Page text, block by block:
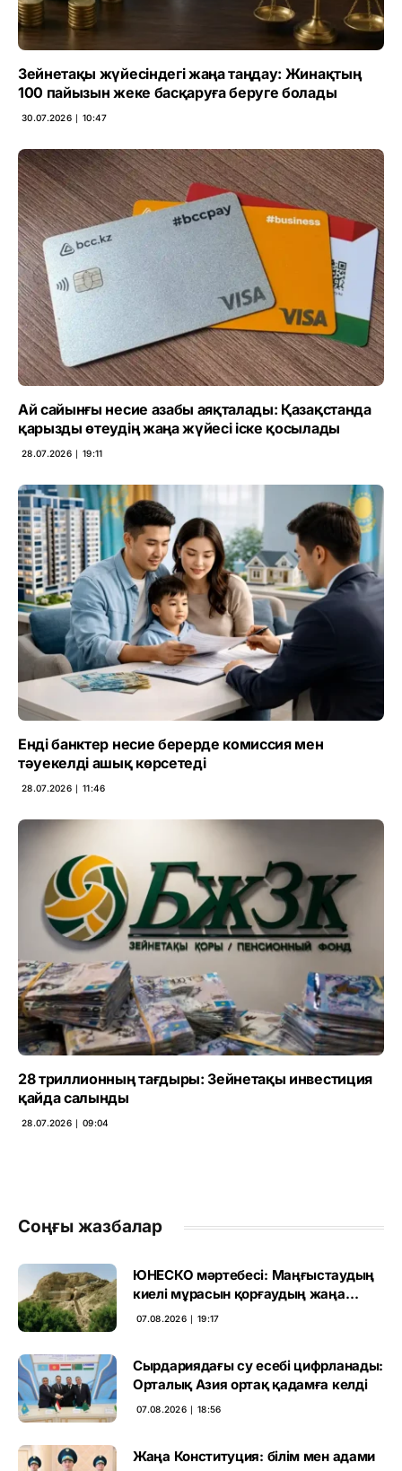
Зейнетақы жүйесіндегі жаңа таңдау: Жинақтың
100 пайызын жеке басқаруға беруге болады
30.07.2026 ∣ 10:47
Ай сайынғы несие азабы аяқталады: Қазақстанда
қарызды өтеудің жаңа жүйесі іске қосылады
28.07.2026 ∣ 19:11
Енді банктер несие берерде комиссия мен
тәуекелді ашық көрсетеді
28.07.2026 ∣ 11:46
28 триллионның тағдыры: Зейнетақы инвестиция
қайда салынды
28.07.2026 ∣ 09:04
Соңғы жазбалар
ЮНЕСКО мәртебесі: Маңғыстаудың
киелі мұрасын қорғаудың жаңа
кезеңі басталды
07.08.2026 ∣ 19:17
Сырдариядағы су есебі цифрланады:
Орталық Азия ортақ қадамға келді
07.08.2026 ∣ 18:56
Жаңа Конституция: білім мен адами